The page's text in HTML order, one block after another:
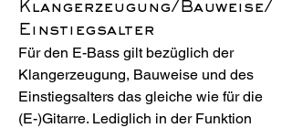
Klangerzeugung/Bauweise/
Einstiegsalter
Für den E-Bass gilt bezüglich der
Klangerzeugung, Bauweise und des
Einstiegsalters das gleiche wie für die
(E-)Gitarre. Lediglich in der Funktion